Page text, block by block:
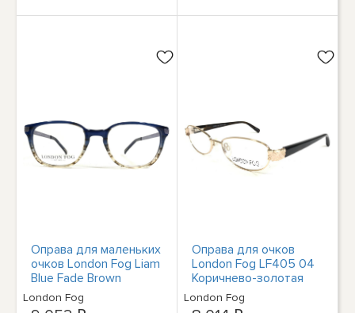
Оправа для маленьких
очков London Fog Liam
Blue Fade Brown
Квадратная в форме
рога 49-18-135
London Fog
Оправа для очков
London Fog LF405 04
Коричнево-золотая
круглая с полной
оправой 53-17-135
London Fog